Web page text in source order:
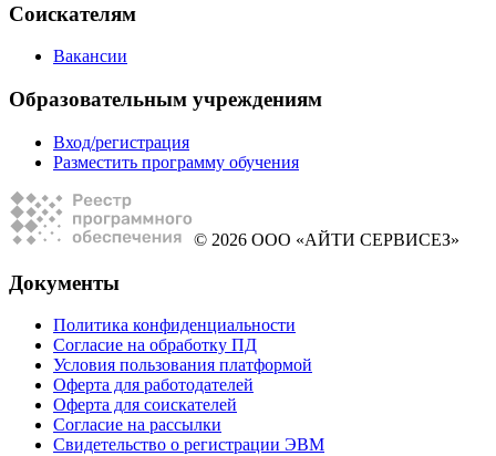
Соискателям
Вакансии
Образовательным учреждениям
Вход/регистрация
Разместить программу обучения
© 2026 ООО «АЙТИ СЕРВИСЕЗ»
Документы
Политика конфиденциальности
Согласие на обработку ПД
Условия пользования платформой
Оферта для работодателей
Оферта для соискателей
Согласие на рассылки
Свидетельство о регистрации ЭВМ